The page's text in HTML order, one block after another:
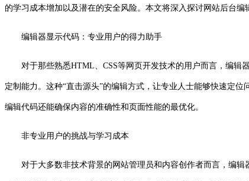
的学习成本增加以及潜在的安全风险。本文将深入探讨网站后台
编辑器显示代码：专业用户的得力助手
对于那些熟悉HTML、CSS等网页开发技术的用户而言，编辑
定制能力。这种“直击源头”的编辑方式，让专业人士能够快速定
编辑代码还能确保内容的准确性和页面性能的最优化。
非专业用户的挑战与学习成本
对于大多数非技术背景的网站管理员和内容创作者而言，编